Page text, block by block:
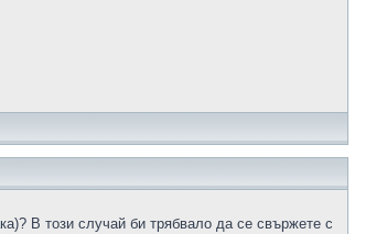
В този случай би трябвало да се свържете с